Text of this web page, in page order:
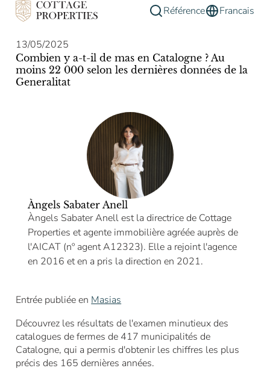
Référence Francais
13/05/2025
Combien y a-t-il de mas en Catalogne ? Au
moins 22 000 selon les dernières données de la
Generalitat
Àngels Sabater Anell
Àngels Sabater Anell est la directrice de Cottage
Properties et agente immobilière agréée auprès de
l'AICAT (nº agent A12323). Elle a rejoint l'agence
en 2016 et en a pris la direction en 2021.
Entrée publiée en Masias
Découvrez les résultats de l'examen minutieux des
catalogues de fermes de 417 municipalités de
Catalogne, qui a permis d'obtenir les chiffres les plus
précis des 165 dernières années.